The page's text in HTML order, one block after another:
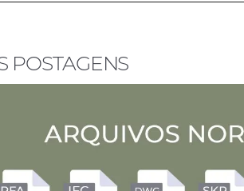
POSTAGENS